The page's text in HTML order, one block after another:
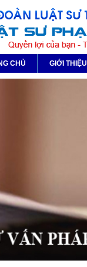
CHỦ GIỚI THIỆU